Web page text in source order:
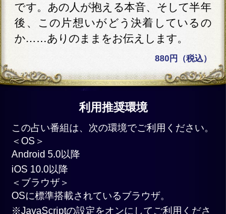
です。あの人が抱える本音、そして半年
後、この片想いがどう決着しているの
か……ありのままをお伝えします。
880円（税込）
利用推奨環境
この占い番組は、次の環境でご利用ください。
＜OS＞
Android 5.0以降
iOS 10.0以降
＜ブラウザ＞
OSに標準搭載されているブラウザ。
※JavaScriptの設定をオンにしてご利用くださ